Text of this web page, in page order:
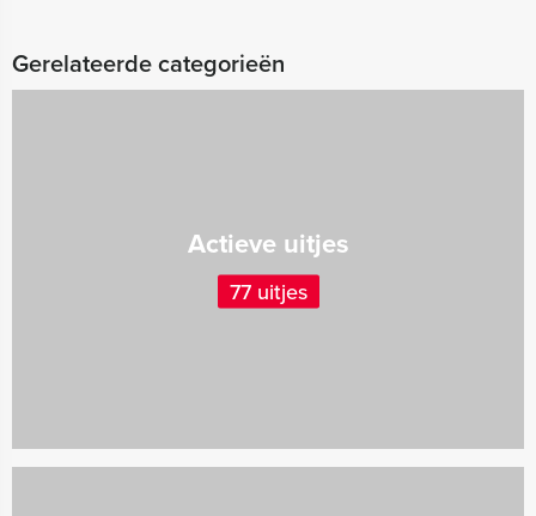
Gerelateerde categorieën
Actieve uitjes
77 uitjes